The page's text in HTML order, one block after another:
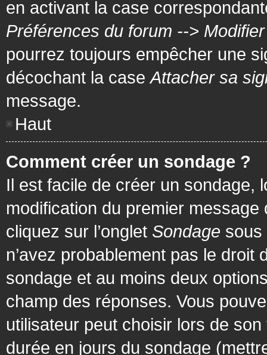
en activant la case
Préférences du forum -->
pourrez toujours empêcher une
décochant la caseAttacher sa
message.
Haut
Comment créer un sondage ?
Il est facile de créer un sondage,
modification du premier
cliquez sur l’onglet Sondage sous
n’avez probablement pas le
sondage et au moins deux
champ des réponses. Vous
utilisateur peut choisir lors de
durée en jours du sondage